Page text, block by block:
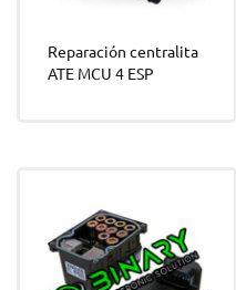
Reparación centralita
ATE MCU 4 ESP